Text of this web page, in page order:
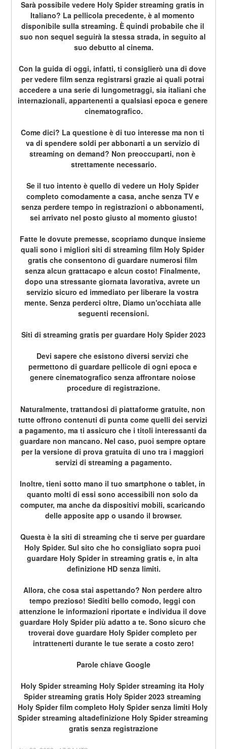
Sarà possibile vedere Holy Spider streaming gratis in
Italiano? La pellicola precedente, è al momento
disponibile sulla streaming. È quindi probabile che il
suo non sequel seguirà la stessa strada, in seguito al
suo debutto al cinema.
Con la guida di oggi, infatti, ti consiglierò una di dove
per vedere film senza registrarsi grazie ai quali potrai
accedere a una serie di lungometraggi, sia italiani che
internazionali, appartenenti a qualsiasi epoca e genere
cinematografico.
Come dici? La questione è di tuo interesse ma non ti
va di spendere soldi per abbonarti a un servizio di
streaming on demand? Non preoccuparti, non è
strettamente necessario.
Se il tuo intento è quello di vedere un Holy Spider
completo comodamente a casa, anche senza TV e
senza perdere tempo in registrazioni o abbonamenti,
sei arrivato nel posto giusto al momento giusto!
Fatte le dovute premesse, scopriamo dunque insieme
quali sono i migliori siti di streaming film Holy Spider
gratis che consentono di guardare numerosi film
senza alcun grattacapo e alcun costo! Finalmente,
dopo una stressante giornata lavorativa, avrete un
servizio sicuro ed immediato per liberare la vostra
mente. Senza perderci oltre, Diamo un'occhiata alle
seguenti recensioni.
Siti di streaming gratis per guardare Holy Spider 2023
Devi sapere che esistono diversi servizi che
permettono di guardare pellicole di ogni epoca e
genere cinematografico senza affrontare noiose
procedure di registrazione.
Naturalmente, trattandosi di piattaforme gratuite, non
tutte offrono contenuti di punta come quelli dei servizi
a pagamento, ma ti assicuro che i titoli interessanti da
guardare non mancano. Nel caso, puoi sempre optare
per la versione di prova gratuita di uno tra i maggiori
servizi di streaming a pagamento.
Inoltre, tieni sotto mano il tuo smartphone o tablet, in
quanto molti di essi sono accessibili non solo da
computer, ma anche da dispositivi mobili, scaricando
delle apposite app o usando il browser.
Questa è la siti di streaming che ti serve per guardare
Holy Spider. Sul sito che ho consigliato sopra puoi
guardare Holy Spider in streaming gratis e, in alta
definizione HD senza limiti.
Allora, che cosa stai aspettando? Non perdere altro
tempo prezioso! Siediti bello comodo, leggi con
attenzione le informazioni riportate e individua il dove
guardare Holy Spider più adatto a te. Sono sicuro che
troverai dove guardare Holy Spider completo per
intrattenerti durante le tue serate a costo zero!
Parole chiave Google
Holy Spider streaming Holy Spider streaming ita Holy
Spider streaming gratis Holy Spider 2023 streaming
Holy Spider film completo Holy Spider senza limiti Holy
Spider streaming altadefinizione Holy Spider streaming
gratis senza registrazione